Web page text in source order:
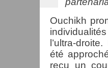
Ouchikh
l’ultra-
été
reçu un